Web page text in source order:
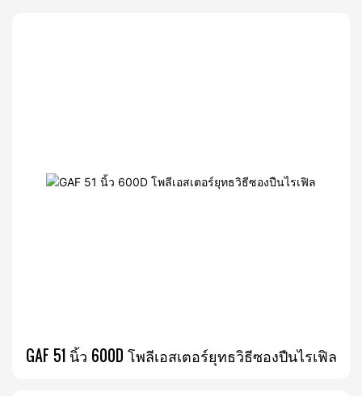
GAF 51 นิ้ว 600D โพลีเอสเตอร์ยุทธวิธีซองปืนไรเฟิล